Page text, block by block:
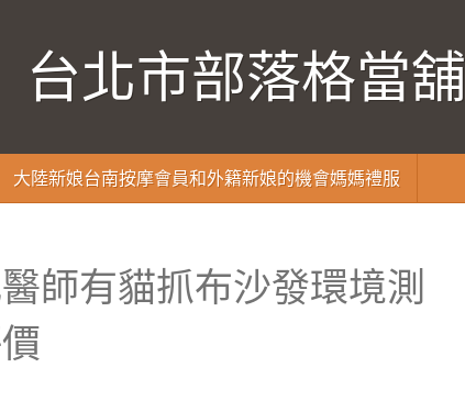
台北市部落格當舖
大陸新娘台南按摩會員和外籍新娘的機會媽媽禮服
師有貓抓布沙發環境測